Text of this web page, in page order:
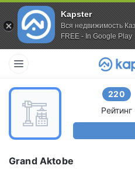
Kapster
Вся недвижимость
FREE - In Google Play
220
Рейтинг
Grand Aktobe